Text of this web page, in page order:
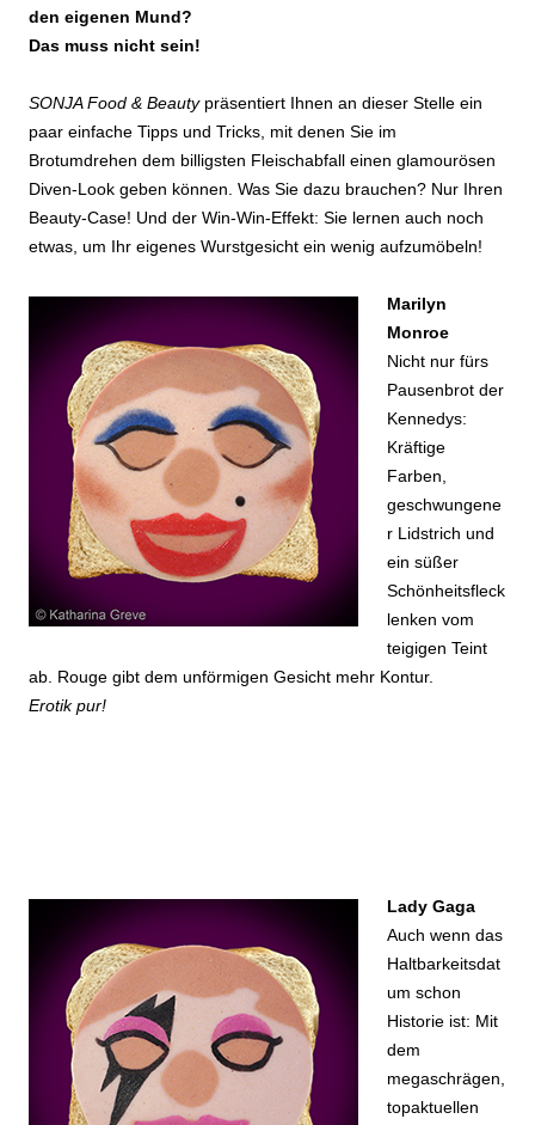
den eigenen Mund?
Das muss nicht sein!
SONJA Food & Beautypräsentiert Ihnen an dieser Stelle ein
paar einfache Tipps und Tricks, mit denen Sie im
Brotumdrehen dem billigsten Fleischabfall einen glamourösen
Diven-Look geben können. Was Sie dazu brauchen? Nur Ihren
Beauty-Case! Und der Win-Win-Effekt: Sie lernen auch noch
etwas, um Ihr eigenes Wurstgesicht ein wenig aufzumöbeln!
Marilyn
Monroe
Nicht nur fürs
Pausenbrot der
Kennedys:
Kräftige
Farben,
geschwungene
r Lidstrich und
ein süßer
Schönheitsfleck
lenken vom
teigigen Teint
ab. Rouge gibt dem unförmigen Gesicht mehr Kontur.
Erotik pur!
Lady Gaga
Auch wenn das
Haltbarkeitsdat
um schon
Historie ist: Mit
dem
megaschrägen,
topaktuellen